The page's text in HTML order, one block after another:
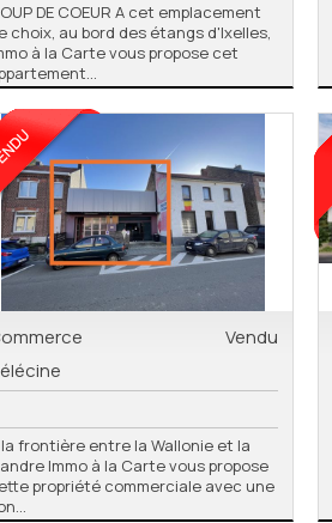
DE COEUR A cet emplacement
choix, au bord des étangs d'Ixelles,
à la Carte vous propose cet
Vendu
la frontière entre la Wallonie et la
Immo à la Carte vous propose
propriété commerciale avec une